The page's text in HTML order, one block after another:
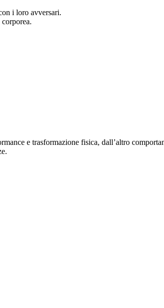
i loro avversari.
e trasformazione fisica, dall’altro